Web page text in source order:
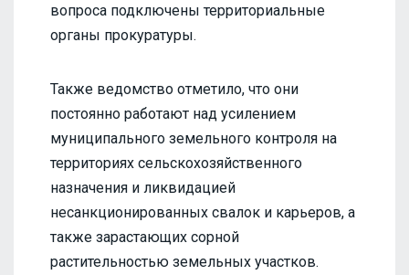
вопроса подключены территориальные
органы прокуратуры.
Также ведомство отметило, что они
постоянно работают над усилением
муниципального земельного контроля на
территориях сельскохозяйственного
назначения и ликвидацией
несанкционированных свалок и карьеров, а
также зарастающих сорной
растительностью земельных участков.